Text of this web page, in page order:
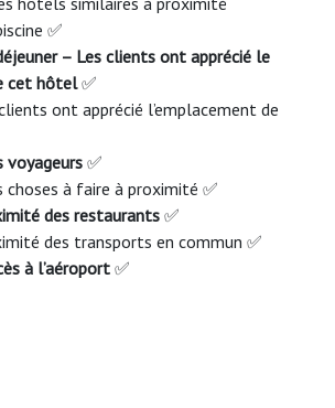
✅
– Les clients ont apprécié le
cet hôtel✅
ont apprécié l’emplacement de
voyageurs ✅
choses à faire à proximité ✅
des restaurants ✅
des transports en commun ✅
à l’aéroport ✅